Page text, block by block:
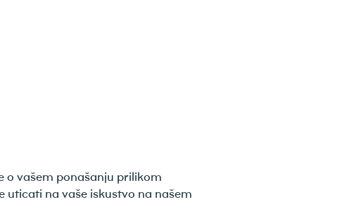
o vašem ponašanju prilikom
na vaše iskustvo na našem